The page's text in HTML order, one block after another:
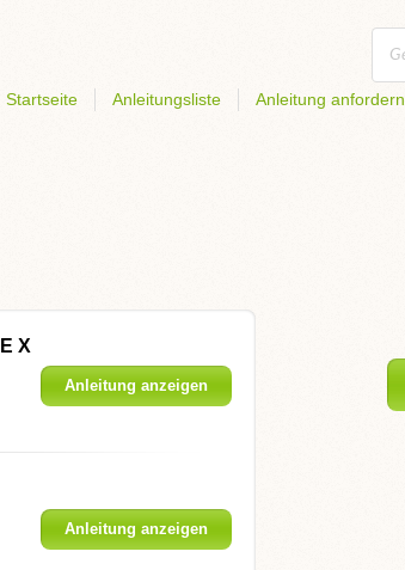
Startseite Anleitungsliste Anleitung anfordern
X
Anleitung anzeigen
Anleitung anzeigen